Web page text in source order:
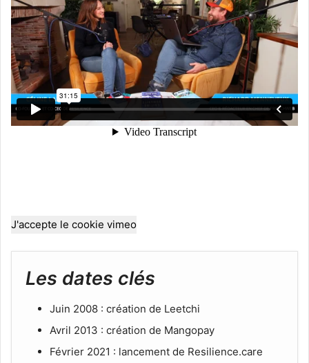
J'accepte le cookie vimeo
Les dates clés
Juin 2008 : création de Leetchi
Avril 2013 : création de Mangopay
Février 2021 : lancement de Resilience.care